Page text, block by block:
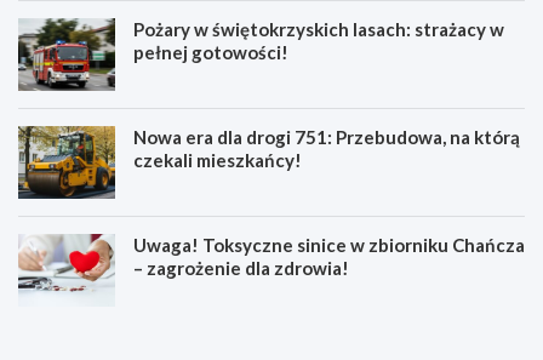
Pożary w świętokrzyskich lasach: strażacy w
pełnej gotowości!
Nowa era dla drogi 751: Przebudowa, na którą
czekali mieszkańcy!
Uwaga! Toksyczne sinice w zbiorniku Chańcza
– zagrożenie dla zdrowia!